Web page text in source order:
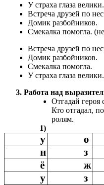
У страха глаза велики.
Встреча друзей по
Домик разбойников.
Смекалка помогла.
Встреча друзей по
Домик разбойников.
Смекалка помогла.
У страха глаза
3. Работа над
Отгадай героя
Кто отгадал,
ролям.
1)
у о
н
з
ё
ж
у
з